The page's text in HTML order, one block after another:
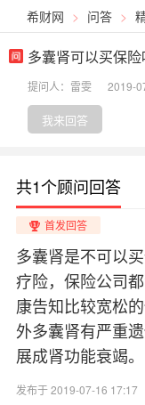
希财网 > 问答 >
多囊肾可以买保险
提问人：雷雯 2019-
我来回答
共1个顾问回答
首发回答
多囊肾是不可以
疗险，保险公司
康告知比较宽松
外多囊肾有严重
展成肾功能衰竭。
发布于 2019-07-16 17:17